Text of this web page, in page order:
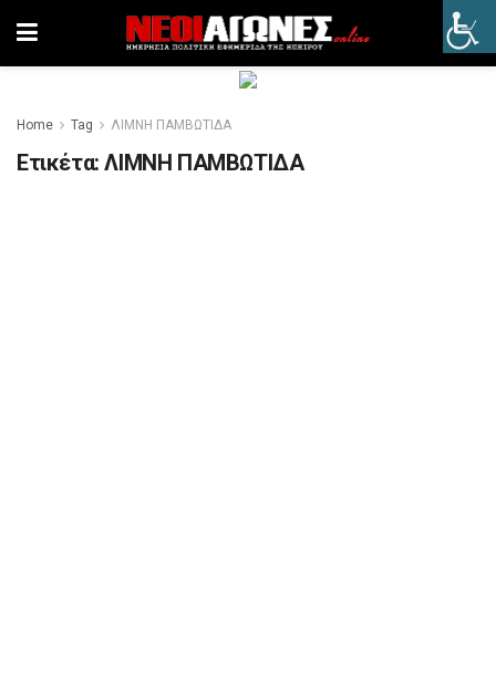
Home Tag ΛΙΜΝΗ ΠΑΜΒΩΤΙΔΑ
Ετικέτα:ΛΙΜΝΗ ΠΑΜΒΩΤΙΔΑ